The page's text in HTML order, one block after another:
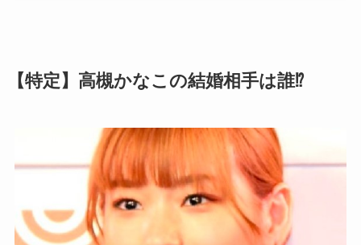
【特定】高槻かなこの結婚相手は誰⁉